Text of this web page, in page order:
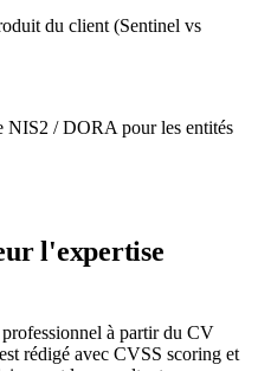
du client (Sentinel vs
NIS2 / DORA pour les entités
l'expertise
à partir du CV
rédigé avec CVSS scoring et